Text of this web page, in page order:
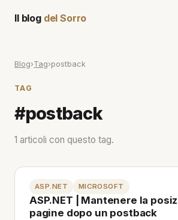
Il blog del Sorro
Blog›Tag›postback
TAG
#postback
1 articoli con questo tag.
ASP.NET MICROSOFT
ASP.NET | Mantenere la
pagine dopo un postback